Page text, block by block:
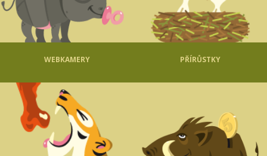
WEBKAMERY PŘÍRŮSTKY